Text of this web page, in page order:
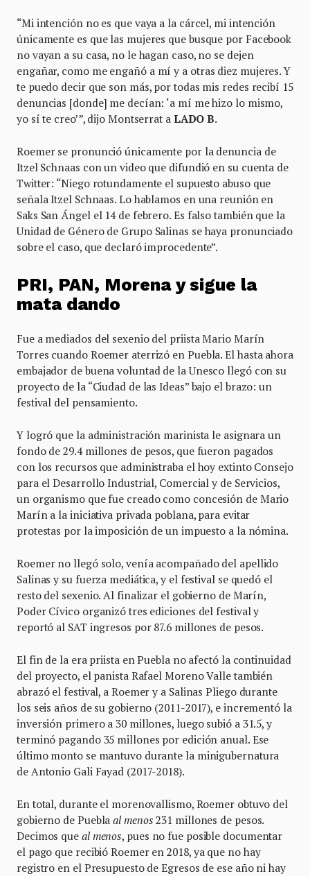
“Mi intención no es que vaya a la cárcel, mi intención
únicamente es que las mujeres que busque por Facebook
no vayan a su casa, no le hagan caso, no se dejen
engañar, como me engañó a mí y a otras diez mujeres. Y
te puedo decir que son más, por todas mis redes recibí 15
denuncias [donde] me decían: ‘a mí me hizo lo mismo,
yo sí te creo’”, dijo Montserrat a LADO B.
Roemer se pronunció únicamente por la denuncia de
Itzel Schnaas con un video que difundió en su cuenta de
Twitter: “Niego rotundamente el supuesto abuso que
señala Itzel Schnaas. Lo hablamos en una reunión en
Saks San Ángel el 14 de febrero. Es falso también que la
Unidad de Género de Grupo Salinas se haya pronunciado
sobre el caso, que declaró improcedente”.
PRI, PAN, Morena y sigue la
mata dando
Fue a mediados del sexenio del priista Mario Marín
Torres cuando Roemer aterrizó en Puebla. El hasta ahora
embajador de buena voluntad de la Unesco llegó con su
proyecto de la “Ciudad de las Ideas” bajo el brazo: un
festival del pensamiento.
Y logró que la administración marinista le asignara un
fondo de 29.4 millones de pesos, que fueron pagados
con los recursos que administraba el hoy extinto Consejo
para el Desarrollo Industrial, Comercial y de Servicios,
un organismo que fue creado como concesión de Mario
Marín a la iniciativa privada poblana, para evitar
protestas por la imposición de un impuesto a la nómina.
Roemer no llegó solo, venía acompañado del apellido
Salinas y su fuerza mediática, y el festival se quedó el
resto del sexenio. Al finalizar el gobierno de Marín,
Poder Cívico organizó tres ediciones del festival y
reportó al SAT ingresos por 87.6 millones de pesos.
El fin de la era priista en Puebla no afectó la continuidad
del proyecto, el panista Rafael Moreno Valle también
abrazó el festival, a Roemer y a Salinas Pliego durante
los seis años de su gobierno (2011-2017), e incrementó la
inversión primero a 30 millones, luego subió a 31.5, y
terminó pagando 35 millones por edición anual. Ese
último monto se mantuvo durante la minigubernatura
de Antonio Gali Fayad (2017-2018).
En total, durante el morenovallismo, Roemer obtuvo del
gobierno de Pueblaal menos231 millones de pesos.
Decimos que al menos, pues no fue posible documentar
el pago que recibió Roemer en 2018, ya que no hay
registro en el Presupuesto de Egresos de ese año ni hay